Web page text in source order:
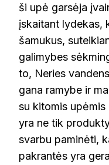
ši upė garsėja
įskaitant lydekas,
šamukus,
galimybes
to, Neries
gana ramybe ir
su kitomis
yra ne tik
svarbu paminėti,
pakrantės yra